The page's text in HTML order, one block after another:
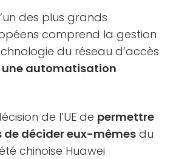
des plus grands
comprend la gestion
du réseau d’accès
une automatisation
de l’UE de permettre
de décider eux-mêmes du
chinoise Huawei